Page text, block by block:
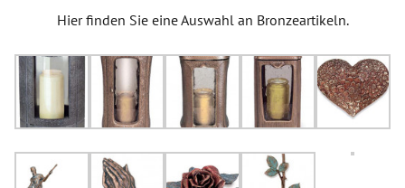
Hier finden Sie eine Auswahl an Bronzeartikeln.